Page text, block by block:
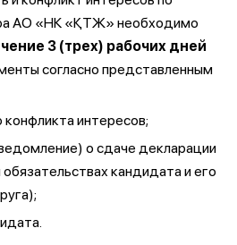
АО «НК «ҚТЖ» необходимо
3 (трех) рабочих дней
согласно представленным
интересов;
о сдаче декларации
обязательствах кандидата и его